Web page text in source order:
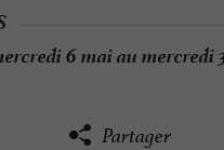
6 mai au mercredi
Partager